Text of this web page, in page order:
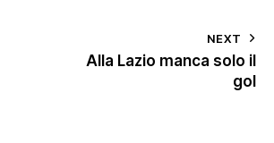
NEXT
Alla Lazio manca solo il
gol